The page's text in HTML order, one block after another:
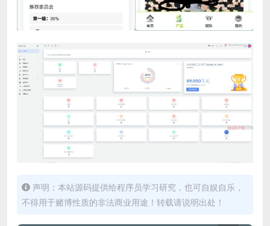
声明：本站源码提供给程序员学习研究，也可自娱自乐，
不得用于赌博性质的非法商业用途！转载请说明出处！